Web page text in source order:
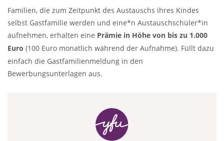
Familien, die zum Zeitpunkt des Austauschs ihres Kindes
selbst Gastfamilie werden und eine*n Austauschschüler*in
aufnehmen, erhalten eine Prämie in Höhe von bis zu 1.000
Euro (100 Euro monatlich während der Aufnahme). Füllt dazu
einfach die Gastfamilienmeldung in den
Bewerbungsunterlagen aus.